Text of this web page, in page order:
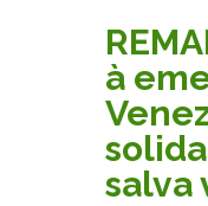
à
salva